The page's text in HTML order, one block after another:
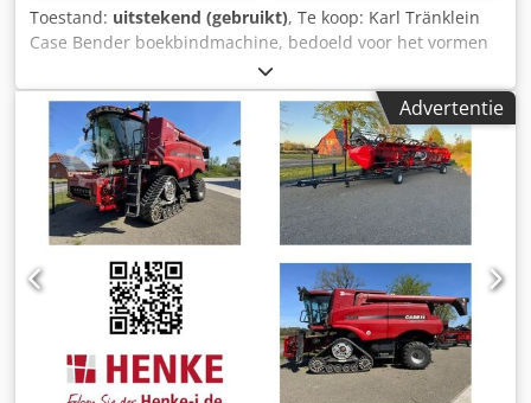
Toestand: uitstekend (gebruikt), Te koop: Karl Tränklein
Case Bender boekbindmachine, bedoeld voor het vormen
en buigen van ruggen van harde boekomslagen. Het
apparaat geeft omslagen de juiste radius, waardoor deze
perfect aansluiten op het boekblok. De machine is
uitgerust met verstelbare rollen waarmee deze kan
worden aangepast aan verschillende omslagdiktes. De
robuuste gietijzeren constructie zorgt voor hoge precisie
en jarenlang gebruik. Technische gegevens: Fabrikant: Karl
Tränklein Type: Case Bender / rugvormmachine
Werkbreedte: ca. 600 mm Instelbare roldraad Stabiele
gietijzeren constructie Elektrische aandrijving Werktafel
Staat: gebruikt Toepassingen: productie van hardcover
boeken, boekbinderijen, Djdpoziwnbjfx Anuswa
drukkerijen, grafische bedrijven, productie van albums,
catalogi en omslagen.
Advertentie